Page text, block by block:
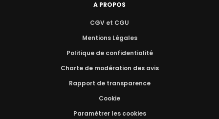
A PROPOS
CGV et CGU
Mentions Légales
Politique de confidentialité
Charte de modération des avis
Rapport de transparence
Cookie
Paramétrer les cookies